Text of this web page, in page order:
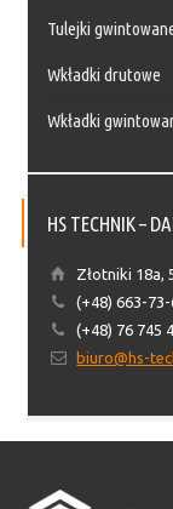
Tulejki
Wkładki drutowe
Wkładki
HS TECHNIK –
Złotniki 18a,
(+48) 663-
(+48) 76 745
biuro@hs-